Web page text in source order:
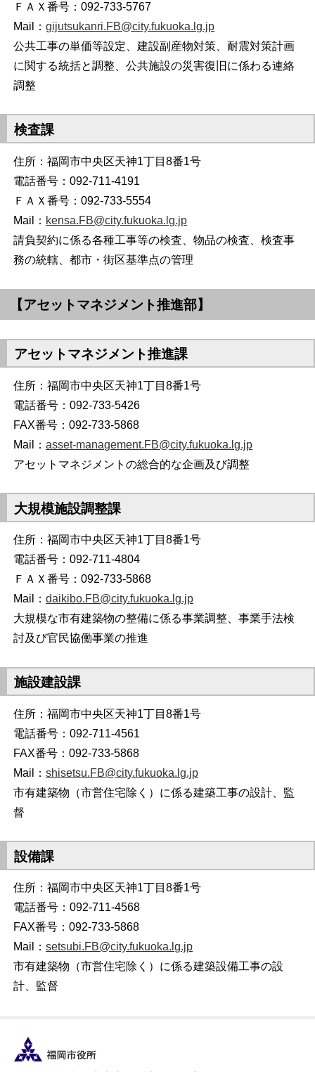
ＦＡＸ番号：092-733-5767
Mail：gijutsukanri.FB@city.fukuoka.lg.jp
公共工事の単価等設定、建設副産物対策、耐震対策計画
に関する統括と調整、公共施設の災害復旧に係わる連絡
調整
検査課
住所：福岡市中央区天神1丁目8番1号
電話番号：092-711-4191
ＦＡＸ番号：092-733-5554
Mail： kensa.FB@city.fukuoka.lg.jp
請負契約に係る各種工事等の検査、物品の検査、検査事
務の統轄、都市・街区基準点の管理
【アセットマネジメント推進部】
アセットマネジメント推進課
住所：福岡市中央区天神1丁目8番1号
電話番号：092-733-5426
FAX番号：092-733-5868
Mail：asset-management.FB@city.fukuoka.lg.jp
アセットマネジメントの総合的な企画及び調整
大規模施設調整課
住所：福岡市中央区天神1丁目8番1号
電話番号：092-711-4804
ＦＡＸ番号：092-733-5868
Mail：daikibo.FB@city.fukuoka.lg.jp
大規模な市有建築物の整備に係る事業調整、事業手法検
討及び官民協働事業の推進
施設建設課
住所：福岡市中央区天神1丁目8番1号
電話番号：092-711-4561
FAX番号：092-733-5868
Mail：shisetsu.FB@city.fukuoka.lg.jp
市有建築物（市営住宅除く）に係る建築工事の設計、監
督
設備課
住所：福岡市中央区天神1丁目8番1号
電話番号：092-711-4568
FAX番号：092-733-5868
Mail：setsubi.FB@city.fukuoka.lg.jp
市有建築物（市営住宅除く）に係る建築設備工事の設
計、監督